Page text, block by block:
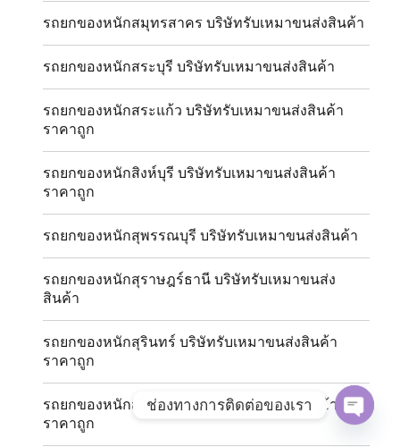
รถยกของหนักสมุทรสาคร บริษัทรับเหมาขนส่งสินค้า
รถยกของหนักสระบุรี บริษัทรับเหมาขนส่งสินค้า
รถยกของหนักสระแก้ว บริษัทรับเหมาขนส่งสินค้า
ราคาถูก
รถยกของหนักสิงห์บุรี บริษัทรับเหมาขนส่งสินค้า
ราคาถูก
รถยกของหนักสุพรรณบุรี บริษัทรับเหมาขนส่งสินค้า
รถยกของหนักสุราษฎร์ธานี บริษัทรับเหมาขนส่ง
สินค้า
รถยกของหนักสุรินทร์ บริษัทรับเหมาขนส่งสินค้า
ราคาถูก
รถยกของหนักสุโขทัย บริษัทรับเหมาขนส่งสินค้า
ราคาถูก
ช่องทางการติดต่อของเรา
OPEN